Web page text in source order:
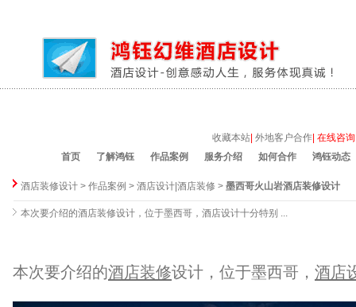
收藏本站 外地客户合作 在线咨
首页
了解鸿钰 作品案例 服务介绍 如何合作 鸿钰动态
酒店装修设计 > 作品案例 > 酒店设计|酒店装修 > 墨西哥火山岩酒店装修设计
本次要介绍的酒店装修设计，位于墨西哥，酒店设计十分特别 ...
本次要介绍的酒店装修设计，位于墨西哥， 酒店